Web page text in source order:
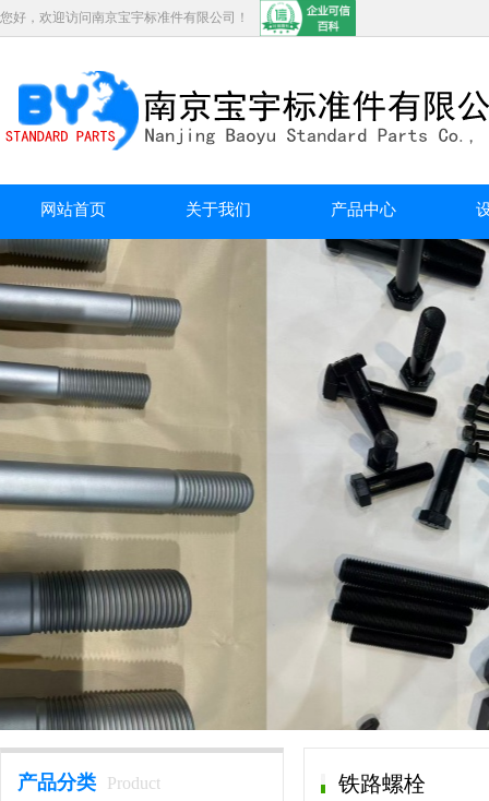
您好，欢迎访问南京宝宇标准件有限公司！
网站首页 关于我们 产品中心
产品分类 Product 铁路螺栓